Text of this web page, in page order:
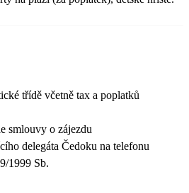
třídě včetně tax a poplatků
smlouvy o zájezdu
delegáta Čedoku na telefonu
1999 Sb.